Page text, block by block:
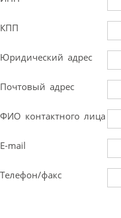
КПП
Юридический адрес
Почтовый адрес
ФИО контактного лица
E-mail
Телефон/факс